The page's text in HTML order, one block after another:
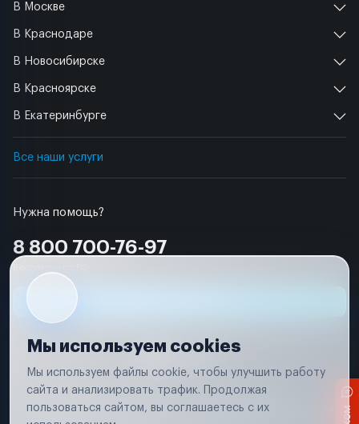
Нужна помощь?
8 800 700-76-97
В Москве
В Краснодаре
В Новосибирске
В Красноярске
В Екатеринбурге
Все наши услуги
Условия использования
Удаление аккаунта
Вся информация, представленная на сайте, носит исключительно
Мы используем cookies
Мы используем файлы cookie, чтобы улучшить работу
сайта и анализировать трафик. Продолжая
пользоваться сайтом, вы соглашаетесь с их